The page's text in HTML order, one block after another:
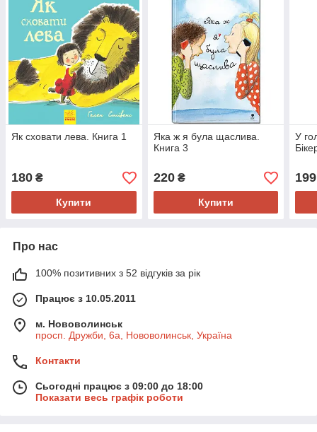
Як сховати лева. Книга 1
180 ₴
Купити
Яка ж я була щаслива.
Книга 3
220₴
Купити
У
199
Про нас
100% позитивних з 52 відгуків за рік
Працює з 10.05.2011
м. Нововолинськ
просп. Дружби, 6а, Нововолинськ, Україна
Контакти
Сьогодні працює з 09:00 до 18:00
Показати весь графік роботи